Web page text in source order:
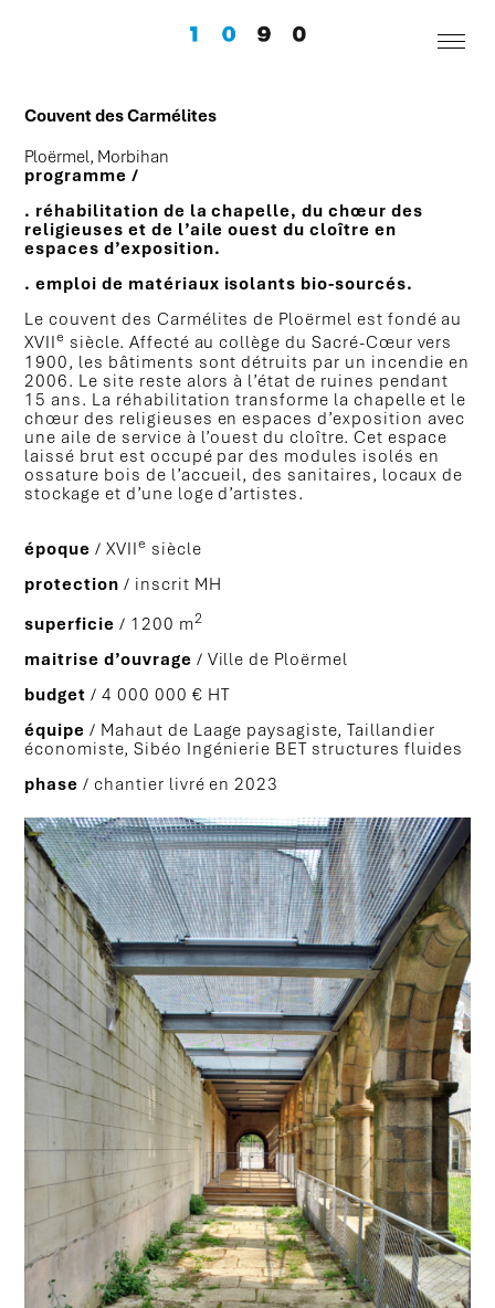
Couvent des Carmélites
Ploërmel, Morbihan
programme /
. réhabilitation de la chapelle, du chœur des
religieuses et de l’aile ouest du cloître en
espaces d’exposition.
. emploi de matériaux isolants bio-sourcés.
Le couvent des Carmélites de Ploërmel est fondé au
XVIIe siècle. Affecté au collège du Sacré-Cœur vers
1900, les bâtiments sont détruits par un incendie en
2006. Le site reste alors à l’état de ruines pendant
15 ans. La réhabilitation transforme la chapelle et le
chœur des religieuses en espaces d’exposition avec
une aile de service à l’ouest du cloître. Cet espace
laissé brut est occupé par des modules isolés en
ossature bois de l’accueil, des sanitaires, locaux de
stockage et d’une loge d’artistes.
époque / XVIIe siècle
protection / inscrit MH
superficie / 1200 m2
maitrise d’ouvrage / Ville de Ploërmel
budget / 4 000 000 € HT
équipe / Mahaut de Laage paysagiste, Taillandier
économiste, Sibéo Ingénierie BET structures fluides
phase / chantier livré en 2023